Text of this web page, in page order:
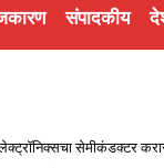
संपादकीय
सेमीकंडक्टर